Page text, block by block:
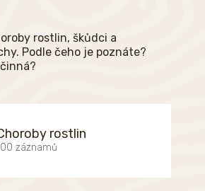
rostlin, škůdci a
Podle čeho je poznáte?
rostlin
záznamů